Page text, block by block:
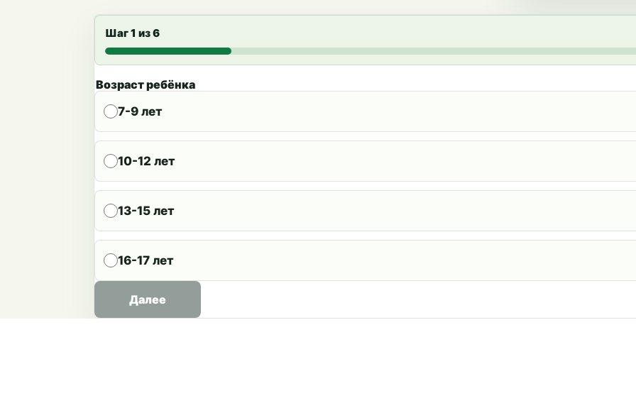
Шаг 1 из 6
Возраст ребёнка
7-9 лет
10-12 лет
13-15 лет
16-17 лет
Далее